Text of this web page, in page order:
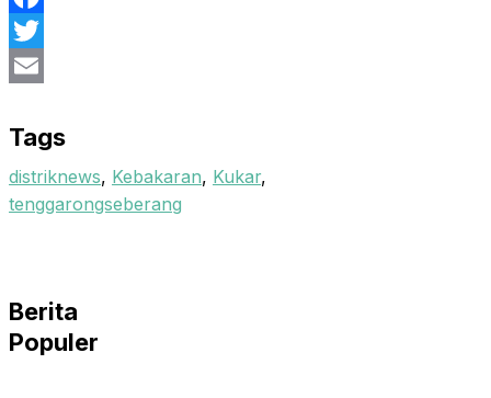
Facebook
Twitter
Tags
distriknews, Kebakaran, Kukar,
tenggarongseberang
Berita
Populer